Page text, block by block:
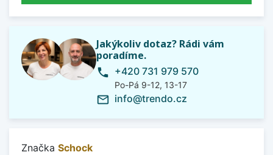
Jakýkoliv dotaz? Rádi vám
poradíme.
phone +420 731 979 570
Po-Pá 9-12, 13-17
mail_outline info@trendo.cz
Značka Schock